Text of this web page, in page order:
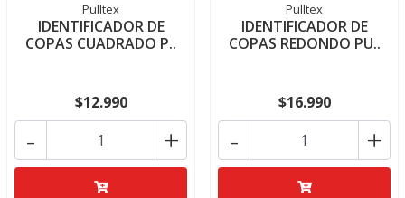
Pulltex
IDENTIFICADOR DE
COPAS CUADRADO P..
$12.990
+
-
Pulltex
IDENTIFICADOR DE
COPAS REDONDO PU..
$16.990
+
-